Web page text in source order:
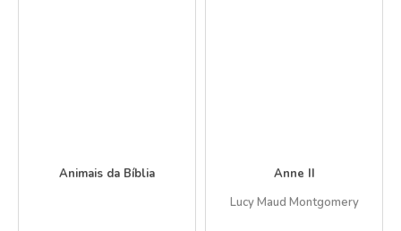
Animais da Bíblia
Anne II
Lucy Maud Montgomery